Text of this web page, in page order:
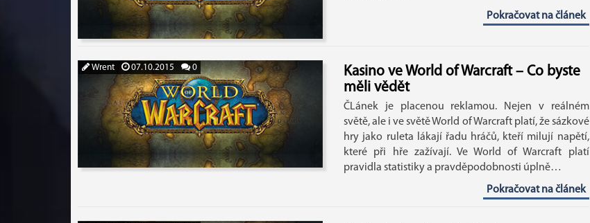
Pokračovat na článek
Wrent 07.10.2015 0
Kasino ve World of Warcraft – Co byste
měli vědět
ČLánek je placenou reklamou. Nejen v reálném
světě, ale i ve světě World of Warcraft platí, že sázkové
hry jako ruleta lákají řadu hráčů, kteří milují napětí,
které při hře zažívají. Ve World of Warcraft platí
pravidla statistiky a pravděpodobnosti úplně…
Pokračovat na článek